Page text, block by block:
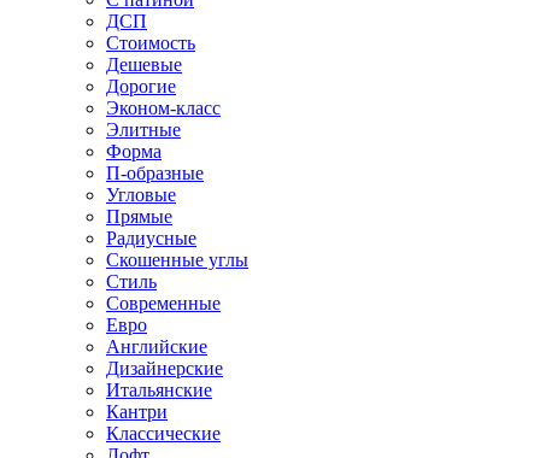
ДСП
Стоимость
Дешевые
Дорогие
Эконом-класс
Элитные
Форма
П-образные
Угловые
Прямые
Радиусные
Скошенные углы
Стиль
Современные
Евро
Английские
Дизайнерские
Итальянские
Кантри
Классические